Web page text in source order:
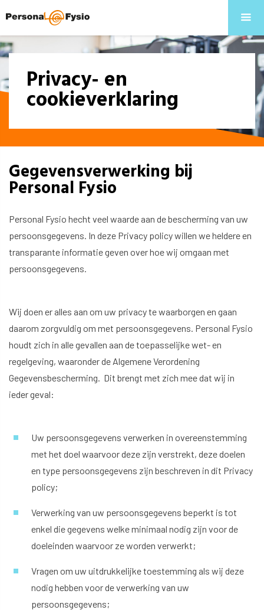
Privacy- en
cookieverklaring
Gegevensverwerking bij
Personal Fysio
Personal Fysio hecht veel waarde aan de bescherming van uw
persoonsgegevens. In deze Privacy policy willen we heldere en
transparante informatie geven over hoe wij omgaan met
persoonsgegevens.
Wij doen er alles aan om uw privacy te waarborgen en gaan
daarom zorgvuldig om met persoonsgegevens. Personal Fysio
houdt zich in alle gevallen aan de toepasselijke wet- en
regelgeving, waaronder de Algemene Verordening
Gegevensbescherming. Dit brengt met zich mee dat wij in
ieder geval:
Uw persoonsgegevens verwerken in overeenstemming
met het doel waarvoor deze zijn verstrekt, deze doelen
en type persoonsgegevens zijn beschreven in dit Privacy
policy;
Verwerking van uw persoonsgegevens beperkt is tot
enkel die gegevens welke minimaal nodig zijn voor de
doeleinden waarvoor ze worden verwerkt;
Vragen om uw uitdrukkelijke toestemming als wij deze
nodig hebben voor de verwerking van uw
persoonsgegevens;